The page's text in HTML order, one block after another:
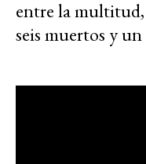
entre la
seis muertos y